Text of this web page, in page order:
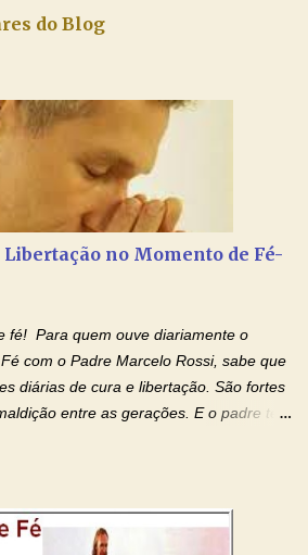
dos Anjos-Devoção e Fé Mensagem
orações serão focadas nos pais
de saúde, OS PAIS ENFERMOS!
semana vamos orar pelos nossos
dia para os pais mais idosos, pais que
estão longe dos filhos, pais que já são
com vícios, enfim, vamos orar
do Blog
Libertação no Momento de Fé-
fé! Para quem ouve diariamente o
com o Padre Marcelo Rossi, sabe que
diárias de cura e libertação. São fortes
entre as gerações. E o padre tem
Tenham um lindo fim de semana na
amor de Maria Santíssima. Adriana-